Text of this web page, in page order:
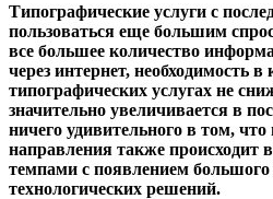
Типографические услуги с
пользоваться еще большим
все большее количество
через интернет, необходимость в
типографических услугах не
значительно увеличивается в
ничего удивительного в том, что
направления также происходит
темпами с появлением
технологических решений.